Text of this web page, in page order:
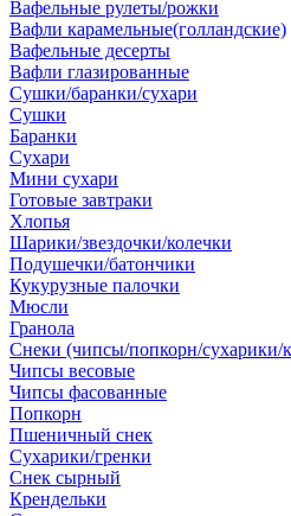
Вафельные рулеты/рожки
Вафли карамельные(голландские)
Вафельные десерты
Вафли глазированные
Сушки/баранки/сухари
Сушки
Баранки
Сухари
Мини сухари
Готовые завтраки
Хлопья
Шарики/звездочки/колечки
Подушечки/батончики
Кукурузные палочки
Мюсли
Гранола
Снеки (чипсы/попкорн/сухарики/
Чипсы весовые
Чипсы фасованные
Попкорн
Пшеничный снек
Сухарики/гренки
Снек сырный
Крендельки